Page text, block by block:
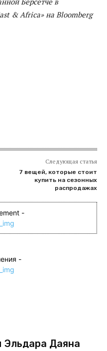
& Africa» ​​на Bloomberg
Следующая статья
7 вещей, которые стоит
купить на сезонных
распродажах
-
-
Даяна